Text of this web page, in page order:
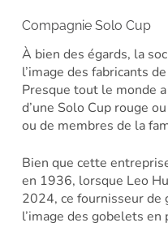
Compagnie Solo Cup
À bien des égards, la
l’image des fabricants
Presque tout le monde
d’une Solo Cup rouge
ou de membres de la
Bien que cette
en 1936, lorsque Leo
2024, ce fournisseur
l’image des gobelets